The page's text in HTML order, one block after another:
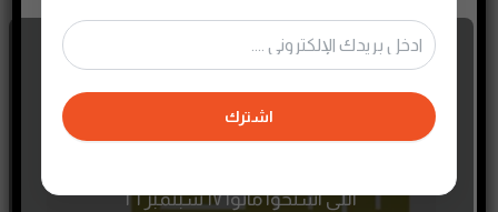
اللي استحوا ماتوا ١٧ سبتمبر ٢١
اشترك